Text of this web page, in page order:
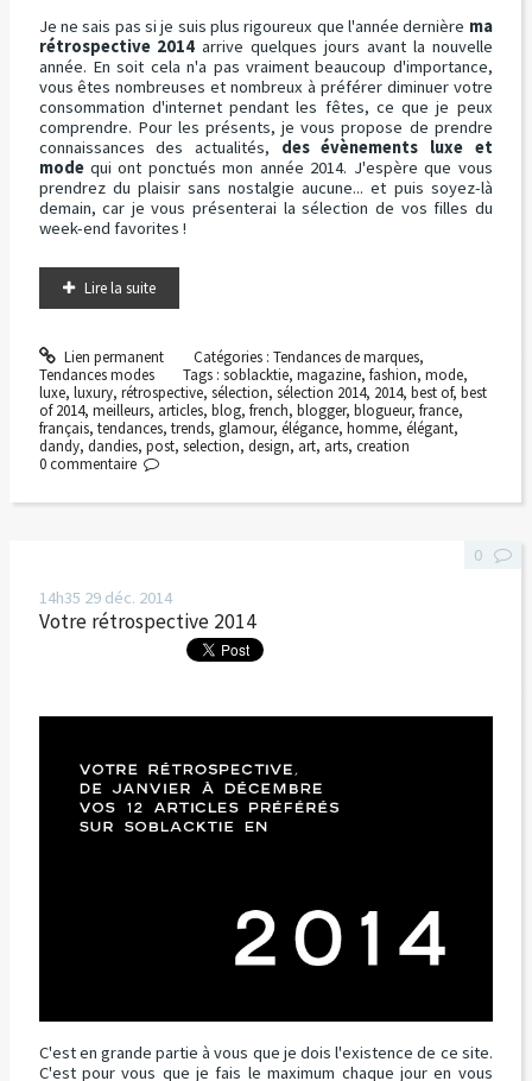
Je ne sais pas si je suis plus rigoureux que l'année dernière ma
rétrospective 2014 arrive quelques jours avant la nouvelle
année. En soit cela n'a pas vraiment beaucoup d'importance,
vous êtes nombreuses et nombreux à préférer diminuer votre
consommation d'internet pendant les fêtes, ce que je peux
comprendre. Pour les présents, je vous propose de prendre
connaissances des actualités, des évènements luxe et
modequi ont ponctués mon année 2014. J'espère que vous
prendrez du plaisir sans nostalgie aucune... et puis soyez-là
demain, car je vous présenterai la sélection de vos filles du
week-end favorites !
Lire la suite
Lien permanent Catégories : Tendances de marques,
Tendances modes
Tags :soblacktie,magazine,fashion,mode,
luxe, luxury, rétrospective, sélection, sélection 2014, 2014, best of, best
of 2014, meilleurs, articles, blog, french, blogger, blogueur, france,
français, tendances, trends, glamour, élégance, homme, élégant,
dandy, dandies, post, selection, design, art, arts, creation
0 commentaire
14h35 29 déc. 2014
Votre rétrospective 2014
C'est en grande partie à vous que je dois l'existence de ce site.
C'est pour vous que je fais le maximum chaque jour en vous
0